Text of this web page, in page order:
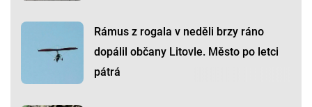
Rámus z rogala v neděli brzy ráno
dopálil občany Litovle. Město po letci
pátrá